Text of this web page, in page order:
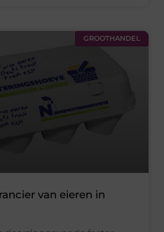
GROOTHANDEL
van eieren in